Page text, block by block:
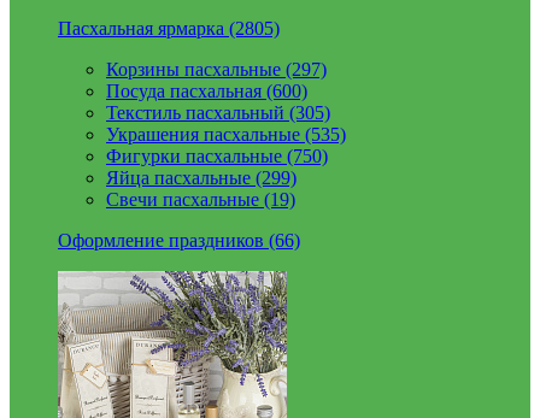
Пасхальная ярмарка (2805)
Корзины пасхальные (297)
Посуда пасхальная (600)
Текстиль пасхальный (305)
Украшения пасхальные (535)
Фигурки пасхальные (750)
Яйца пасхальные (299)
Свечи пасхальные (19)
Оформление праздников (66)